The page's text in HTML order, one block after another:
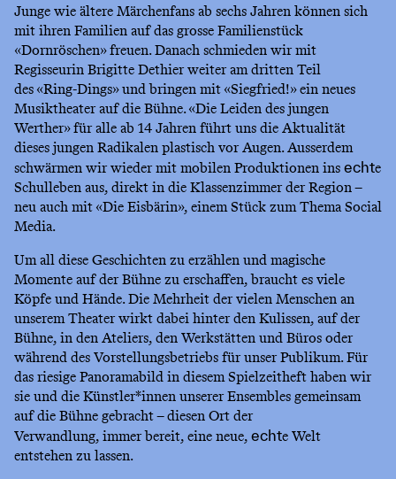
Junge wie ältere Märchenfans ab sechs Jahren können sich
mit ihren Familien auf das grosse Familienstück
«Dornröschen» freuen. Danach schmieden wir mit
Regisseurin Brigitte Dethier weiter am dritten Teil
des «Ring-Dings» und bringen mit «Siegfried!» ein neues
Musiktheater auf die Bühne. «Die Leiden des jungen
Werther» für alle ab 14 Jahren führt uns die Aktualität
dieses jungen Radikalen plastisch vor Augen. Ausserdem
schwärmen wir wieder mit mobilen Produktionen ins echte
Schulleben aus, direkt in die Klassenzimmer der Region –
neu auch mit «Die Eisbärin», einem Stück zum Thema Social
Media.
Um all diese Geschichten zu erzählen und magische
Momente auf der Bühne zu erschaffen, braucht es viele
Köpfe und Hände. Die Mehrheit der vielen Menschen an
unserem Theater wirkt dabei hinter den Kulissen, auf der
Bühne, in den Ateliers, den Werkstätten und Büros oder
während des Vorstellungsbetriebs für unser Publikum. Für
das riesige Panoramabild in diesem Spielzeitheft haben wir
sie und die Künstler*innen unserer Ensembles gemeinsam
auf die Bühne gebracht – diesen Ort der
Verwandlung, immer bereit, eine neue, echte Welt
entstehen zu lassen.